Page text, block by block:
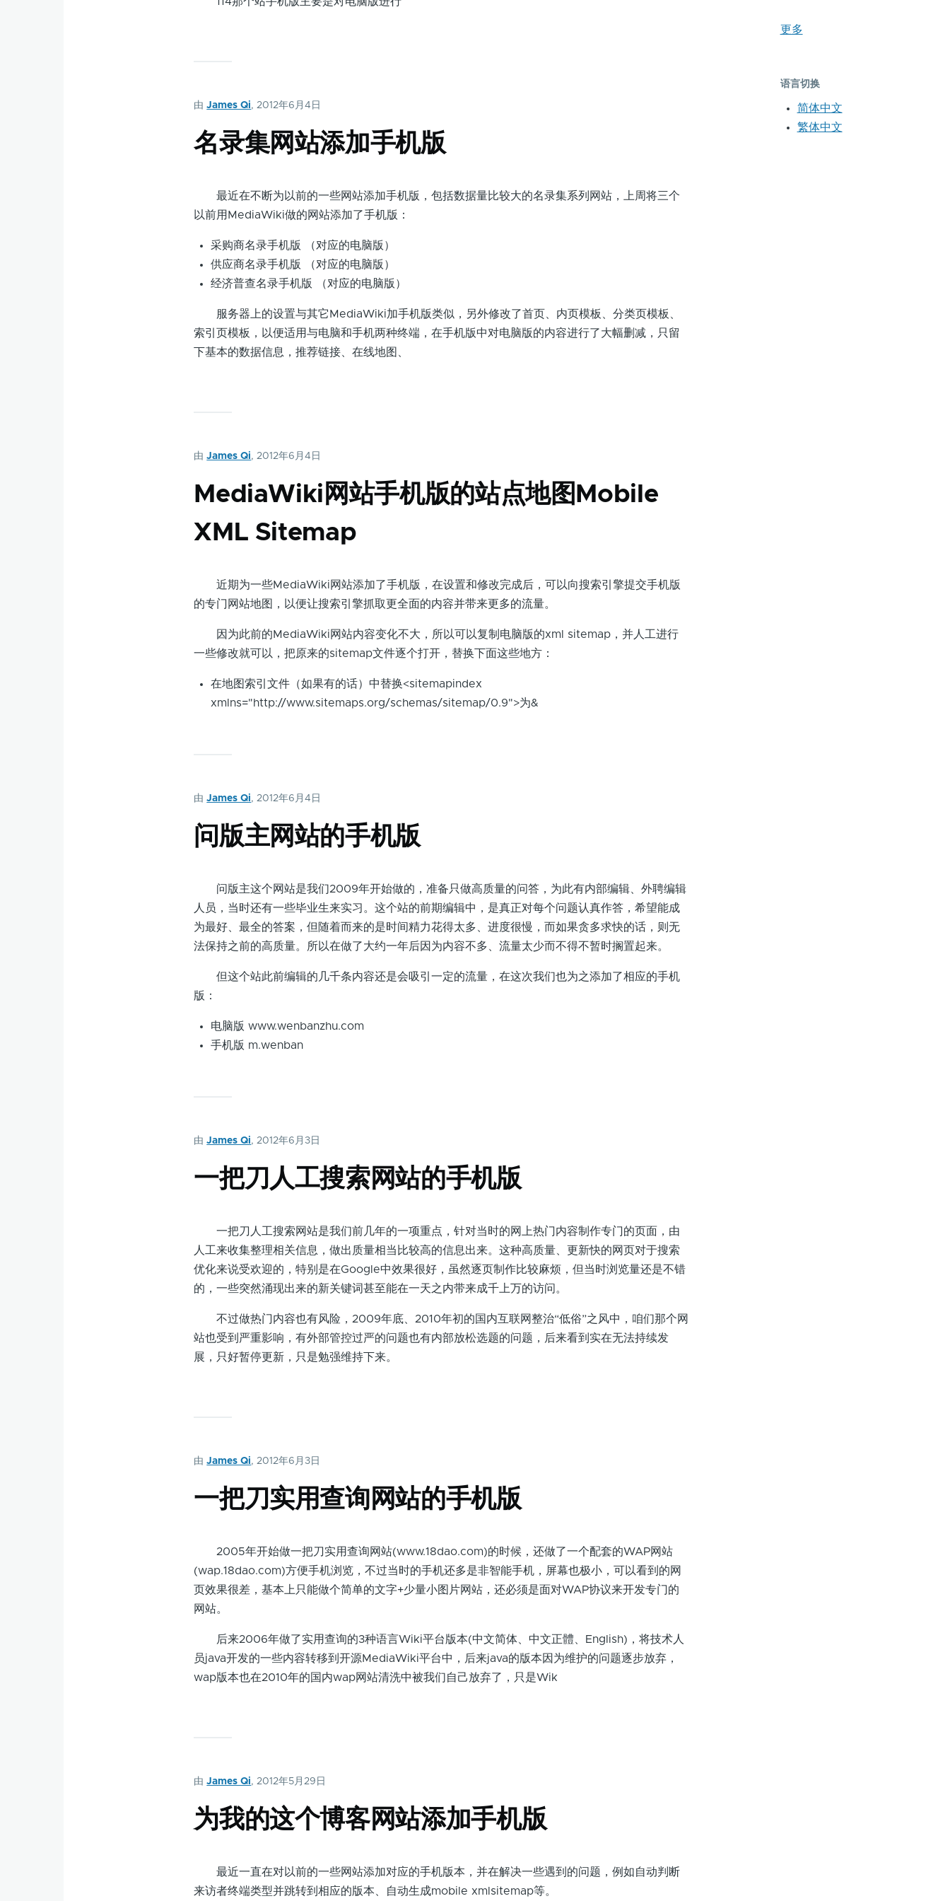
由James Qi, 2012年6月4日
名录集网站添加手机版
最近在不断为以前的一些网站添加手机版，包括数据量比较大的名录集系列网站，上周将三个
以前用MediaWiki做的网站添加了手机版：
采购商名录手机版 （对应的电脑版）
供应商名录手机版 （对应的电脑版）
经济普查名录手机版 （对应的电脑版）
服务器上的设置与其它MediaWiki加手机版类似，另外修改了首页、内页模板、分类页模板、
索引页模板，以便适用与电脑和手机两种终端，在手机版中对电脑版的内容进行了大幅删减，只留
下基本的数据信息，推荐链接、在线地图、
由James Qi, 2012年6月4日
MediaWiki网站手机版的站点地图Mobile
XML Sitemap
近期为一些MediaWiki网站添加了手机版，在设置和修改完成后，可以向搜索引擎提交手机版
的专门网站地图，以便让搜索引擎抓取更全面的内容并带来更多的流量。
因为此前的MediaWiki网站内容变化不大，所以可以复制电脑版的xml sitemap，并人工进行
一些修改就可以，把原来的sitemap文件逐个打开，替换下面这些地方：
在地图索引文件（如果有的话）中替换<sitemapindex
xmlns="http://www.sitemaps.org/schemas/sitemap/0.9">为&
由James Qi, 2012年6月4日
问版主网站的手机版
问版主这个网站是我们2009年开始做的，准备只做高质量的问答，为此有内部编辑、外聘编辑
人员，当时还有一些毕业生来实习。这个站的前期编辑中，是真正对每个问题认真作答，希望能成
为最好、最全的答案，但随着而来的是时间精力花得太多、进度很慢，而如果贪多求快的话，则无
法保持之前的高质量。所以在做了大约一年后因为内容不多、流量太少而不得不暂时搁置起来。
但这个站此前编辑的几千条内容还是会吸引一定的流量，在这次我们也为之添加了相应的手机
版：
电脑版 www.wenbanzhu.com
手机版 m.wenban
由James Qi, 2012年6月3日
一把刀人工搜索网站的手机版
一把刀人工搜索网站是我们前几年的一项重点，针对当时的网上热门内容制作专门的页面，由
人工来收集整理相关信息，做出质量相当比较高的信息出来。这种高质量、更新快的网页对于搜索
优化来说受欢迎的，特别是在Google中效果很好，虽然逐页制作比较麻烦，但当时浏览量还是不错
的，一些突然涌现出来的新关键词甚至能在一天之内带来成千上万的访问。
不过做热门内容也有风险，2009年底、2010年初的国内互联网整治“低俗”之风中，咱们那个网
站也受到严重影响，有外部管控过严的问题也有内部放松选题的问题，后来看到实在无法持续发
展，只好暂停更新，只是勉强维持下来。
由James Qi, 2012年6月3日
一把刀实用查询网站的手机版
2005年开始做一把刀实用查询网站(www.18dao.com)的时候，还做了一个配套的WAP网站
(wap.18dao.com)方便手机浏览，不过当时的手机还多是非智能手机，屏幕也极小，可以看到的网
页效果很差，基本上只能做个简单的文字+少量小图片网站，还必须是面对WAP协议来开发专门的
网站。
后来2006年做了实用查询的3种语言Wiki平台版本(中文简体、中文正體、English)，将技术人
员java开发的一些内容转移到开源MediaWiki平台中，后来java的版本因为维护的问题逐步放弃，
wap版本也在2010年的国内wap网站清洗中被我们自己放弃了，只是Wik
由James Qi, 2012年5月29日
为我的这个博客网站添加手机版
最近一直在对以前的一些网站添加对应的手机版本，并在解决一些遇到的问题，例如自动判断
来访者终端类型并跳转到相应的版本、自动生成mobile xmlsitemap等。
更多
语言切换
简体中文
繁体中文